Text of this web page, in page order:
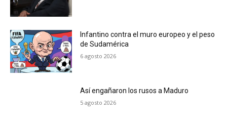
Infantino contra el muro europeo y el peso
de Sudamérica
6 agosto 2026
Así engañaron los rusos a Maduro
5 agosto 2026